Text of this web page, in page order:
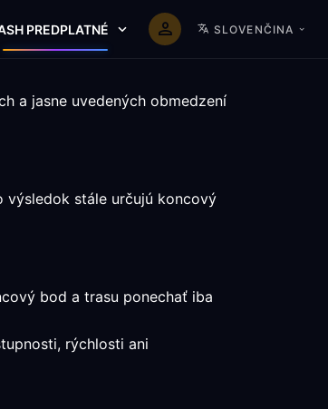
PREDPLATNÉ SLOVENČINA
a jasne uvedených obmedzení
výsledok stále určujú koncový
bod a trasu ponechať iba
rýchlosti ani